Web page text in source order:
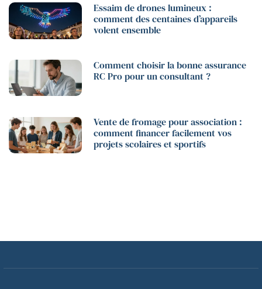
Essaim de drones lumineux :
comment des centaines d’appareils
volent ensemble
Comment choisir la bonne assurance
RC Pro pour un consultant ?
Vente de fromage pour association :
comment financer facilement vos
projets scolaires et sportifs